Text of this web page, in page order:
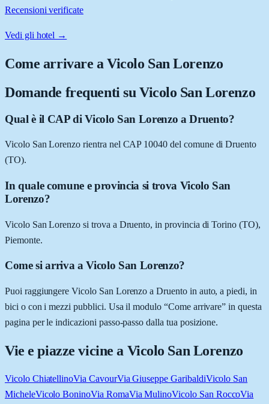
Recensioni verificate
Vedi gli hotel →
Come arrivare aVicolo San Lorenzo
Domande frequenti su Vicolo San Lorenzo
Qual è il CAP di Vicolo San Lorenzo a Druento?
Vicolo San Lorenzo rientra nel CAP 10040 del comune di Druento
(TO).
In quale comune e provincia si trova Vicolo San
Lorenzo?
Vicolo San Lorenzo si trova a Druento, in provincia di Torino (TO),
Piemonte.
Come si arriva a Vicolo San Lorenzo?
Puoi raggiungere Vicolo San Lorenzo a Druento in auto, a piedi, in
bici o con i mezzi pubblici. Usa il modulo “Come arrivare” in questa
pagina per le indicazioni passo-passo dalla tua posizione.
Vie e piazze vicine a Vicolo San Lorenzo
Vicolo ChiatellinoVia CavourVia Giuseppe GaribaldiVicolo San
MicheleVicolo BoninoVia RomaVia MulinoVicolo San RoccoVia